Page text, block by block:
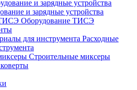
и зарядные устройства
Оборудование ТИСЭ
Расходные
Строительные миксеры